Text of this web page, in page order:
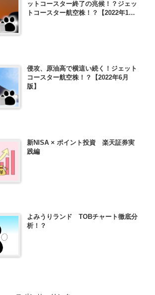
ットコースター終了の兆候！？ジェッ
トコースター航空株！？【2022年1月
侵攻、原油高で横這い続く！ジェット
コースター航空株！？【2022年6月
版】
新NISA × ポイント投資 楽天証券実
践編
よみうりランド TOBチャート徹底分
析！？